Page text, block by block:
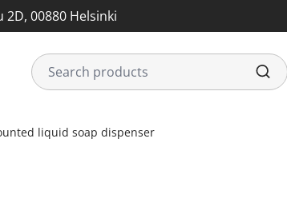
00880 Helsinki
liquid soap dispenser